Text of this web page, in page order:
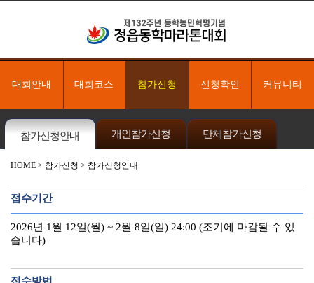
대회안내 대회코스 참가신청 신청확인 커뮤니티
참가신청안내 개인참가신청 단체참가신청
HOME > 참가신청 > 참가신청안내
접수기간
2026년 1월 12일(월) ~ 2월 8일(일) 24:00 (조기에 마감될 수 있
습니다)